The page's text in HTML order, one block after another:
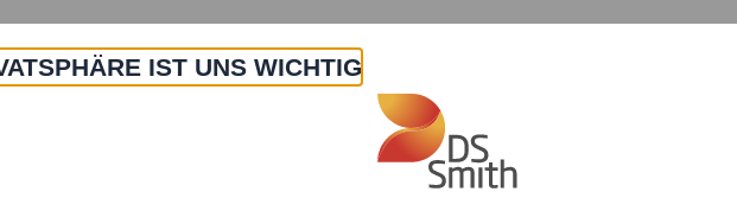
Über Uns Produkte & Service
Paper plant die Gründung von zwei unabhängigen börsennotierten Unternehmen